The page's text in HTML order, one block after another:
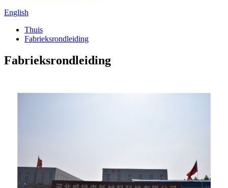
English
Thuis
Fabrieksrondleiding
Fabrieksrondleiding